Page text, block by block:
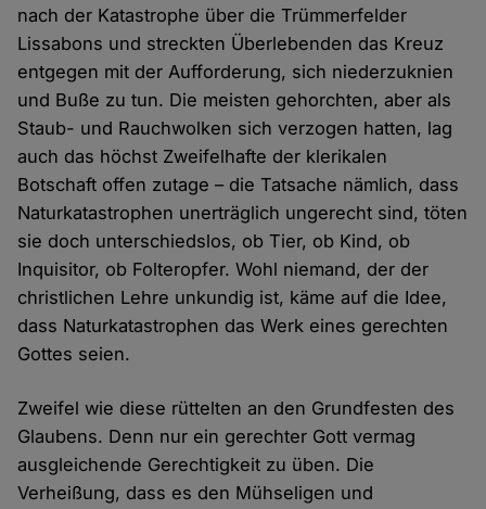
nach der Katastrophe über die Trümmerfelder
Lissabons und streckten Überlebenden das Kreuz
entgegen mit der Aufforderung, sich niederzuknien
und Buße zu tun. Die meisten gehorchten, aber als
Staub- und Rauchwolken sich verzogen hatten, lag
auch das höchst Zweifelhafte der klerikalen
Botschaft offen zutage – die Tatsache nämlich, dass
Naturkatastrophen unerträglich ungerecht sind, töten
sie doch unterschiedslos, ob Tier, ob Kind, ob
Inquisitor, ob Folteropfer. Wohl niemand, der der
christlichen Lehre unkundig ist, käme auf die Idee,
dass Naturkatastrophen das Werk eines gerechten
Gottes seien.
Zweifel wie diese rüttelten an den Grundfesten des
Glaubens. Denn nur ein gerechter Gott vermag
ausgleichende Gerechtigkeit zu üben. Die
Verheißung, dass es den Mühseligen und